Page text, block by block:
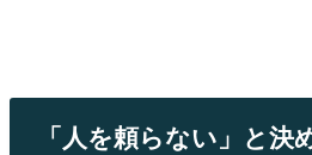
「人を頼らない」と決